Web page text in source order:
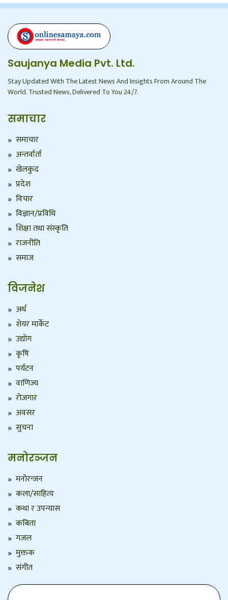
Saujanya Media Pvt. Ltd.
Stay Updated With The Latest News And Insights From Around The
World. Trusted News, Delivered To You 24/7.
समाचार
समाचार
अन्तर्वार्ता
खेलकुद
प्रदेश
विचार
विज्ञान/प्रविधि
शिक्षा तथा संस्कृति
राजनीति
समाज
विजनेश
अर्थ
शेयर मार्केट
उद्योग
कृषि
पर्यटन
वाणिज्य
रोजगार
अवसर
सुचना
मनोरञ्जन
मनोरन्जन
कला/साहित्य
कथा र उपन्यास
कबिता
गजल
मुक्तक
संगीत